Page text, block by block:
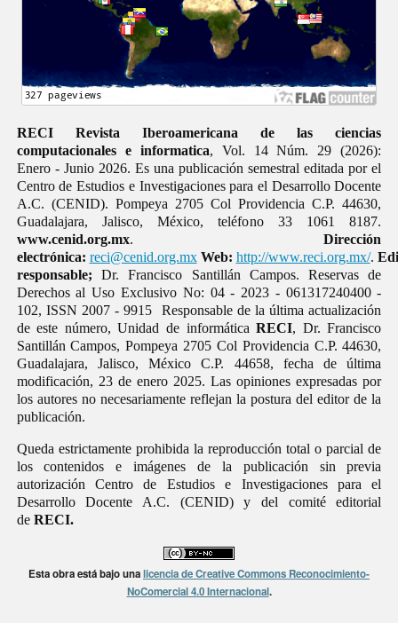
RECI Revista Iberoamericana de las ciencias
computacionales e informatica, Vol. 14 Núm. 29 (2026):
Enero - Junio 2026. Es una publicación semestral editada por el
Centro de Estudios e Investigaciones para el Desarrollo Docente
A.C. (CENID). Pompeya 2705 Col Providencia C.P. 44630,
Guadalajara, Jalisco, México, teléfono 33 1061 8187.
www.cenid.org.mx.Dirección
electrónica: reci@cenid.org.mx Web: http://www.reci.org.mx/.
responsable; Dr. Francisco Santillán Campos. Reservas de
Derechos al Uso Exclusivo No: 04 - 2023 - 061317240400 -
102, ISSN 2007 - 9915 Responsable de la última actualización
de este número, Unidad de informáticaRECI, Dr. Francisco
Santillán Campos, Pompeya 2705 Col Providencia C.P. 44630,
Guadalajara, Jalisco, México C.P. 44658, fecha de última
modificación, 23 de enero 2025. Las opiniones expresadas por
los autores no necesariamente reflejan la postura del editor de la
publicación.
Queda estrictamente prohibida la reproducción total o parcial de
los contenidos e imágenes de la publicación sin previa
autorización Centro de Estudios e Investigaciones para el
Desarrollo Docente A.C. (CENID) y del comité editorial
de RECI.
Esta obra está bajo unalicencia de Creative Commons Reconocimiento-
NoComercial 4.0 Internacional.